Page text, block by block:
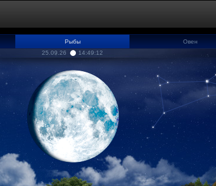
Рыбы
25.09.26
14:49:13
Овен